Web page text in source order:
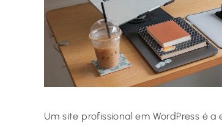
Um site profissional em WordPress é